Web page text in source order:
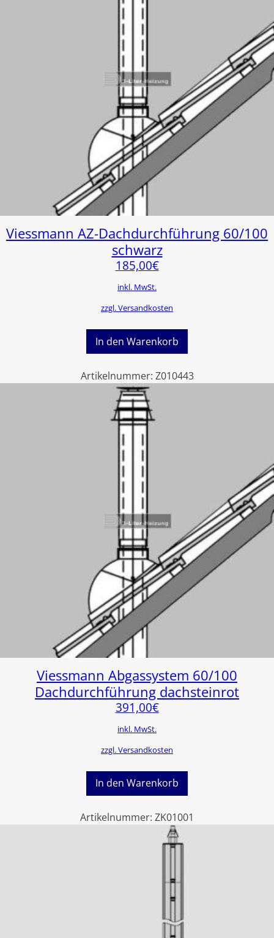
Viessmann AZ-Dachdurchführung 60/100
schwarz
185,00€
inkl. MwSt.
zzgl. Versandkosten
In den Warenkorb
Artikelnummer: Z010443
Viessmann Abgassystem 60/100
Dachdurchführung dachsteinrot
391,00€
inkl. MwSt.
zzgl. Versandkosten
In den Warenkorb
Artikelnummer: ZK01001